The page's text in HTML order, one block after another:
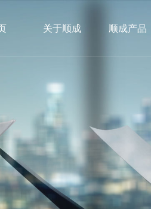
关于顺成 顺成产品